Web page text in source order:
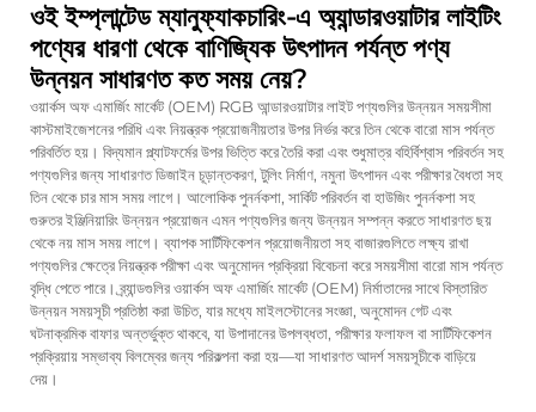
ওই ইম্প্লান্টেড ম্যানুফ্যাকচারিং-এ অ্যান্ডারওয়াটার লাইটিং
পণ্যের ধারণা থেকে বাণিজ্যিক উৎপাদন পর্যন্ত পণ্য
উন্নয়ন সাধারণত কত সময় নেয়?
ওয়ার্কস অফ এমার্জিং মার্কেট (OEM) RGB আন্ডারওয়াটার লাইট পণ্যগুলির উন্নয়ন সময়সীমা
কাস্টমাইজেশনের পরিধি এবং নিয়ন্ত্রক প্রয়োজনীয়তার উপর নির্ভর করে তিন থেকে বারো মাস পর্যন্ত
পরিবর্তিত হয়। বিদ্যমান প্ল্যাটফর্মের উপর ভিত্তি করে তৈরি করা এবং শুধুমাত্র বহির্বিশ্বাস পরিবর্তন সহ
পণ্যগুলির জন্য সাধারণত ডিজাইন চূড়ান্তকরণ, টুলিং নির্মাণ, নমুনা উৎপাদন এবং পরীক্ষার বৈধতা সহ
তিন থেকে চার মাস সময় লাগে। আলোকিক পুনর্নকশা, সার্কিট পরিবর্তন বা হাউজিং পুনর্নকশা সহ
গুরুতর ইঞ্জিনিয়ারিং উন্নয়ন প্রয়োজন এমন পণ্যগুলির জন্য উন্নয়ন সম্পন্ন করতে সাধারণত ছয়
থেকে নয় মাস সময় লাগে। ব্যাপক সার্টিফিকেশন প্রয়োজনীয়তা সহ বাজারগুলিতে লক্ষ্য রাখা
পণ্যগুলির ক্ষেত্রে নিয়ন্ত্রক পরীক্ষা এবং অনুমোদন প্রক্রিয়া বিবেচনা করে সময়সীমা বারো মাস পর্যন্ত
বৃদ্ধি পেতে পারে। ব্র্যান্ডগুলির ওয়ার্কস অফ এমার্জিং মার্কেট (OEM) নির্মাতাদের সাথে বিস্তারিত
উন্নয়ন সময়সূচী প্রতিষ্ঠা করা উচিত, যার মধ্যে মাইলস্টোনের সংজ্ঞা, অনুমোদন গেট এবং
ঘটনাক্রমিক বাফার অন্তর্ভুক্ত থাকবে, যা উপাদানের উপলব্ধতা, পরীক্ষার ফলাফল বা সার্টিফিকেশন
প্রক্রিয়ায় সম্ভাব্য বিলম্বের জন্য পরিকল্পনা করা হয়—যা সাধারণত আদর্শ সময়সূচীকে বাড়িয়ে
দেয়।